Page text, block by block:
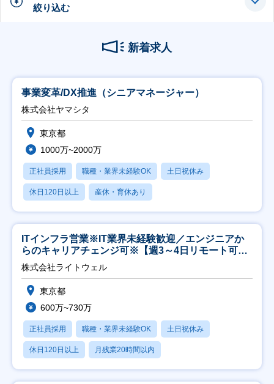
絞り込む
新着求人
事業変革/DX推進（シニアマネージャー）
株式会社ヤマシタ
東京都
1000万~2000万
正社員採用 職種・業界未経験OK 土日祝休み
休日120日以上 産休・育休あり
ITインフラ営業※IT業界未経験歓迎／エンジニアか
らのキャリアチェンジ可※【週3～4日リモート可
能】
株式会社ライトウェル
東京都
600万~730万
正社員採用 職種・業界未経験OK 土日祝休み
休日120日以上 月残業20時間以内